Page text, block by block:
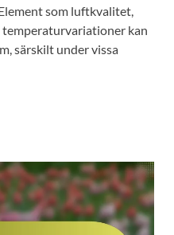
som luftkvalitet,
kan
särskilt under vissa